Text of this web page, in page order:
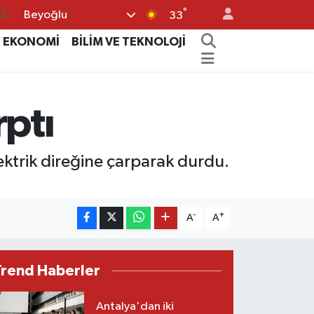
Beyoğlu 33°
EKONOMİ
BİLİM VE TEKNOLOJİ
direğine çarparak durdu.
A- A+
Haberler
Antalya'dan iki